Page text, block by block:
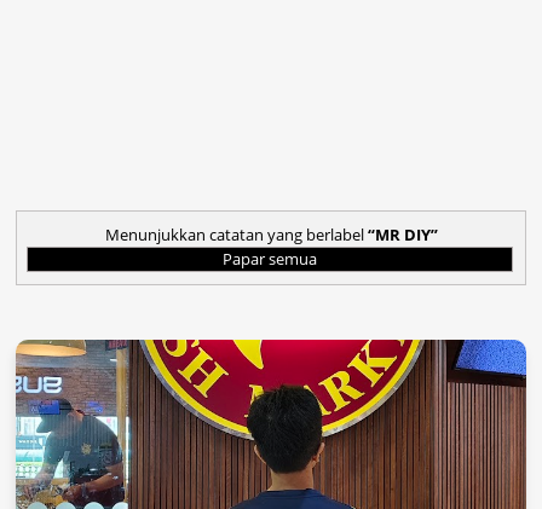
Menunjukkan catatan yang berlabel MR DIY
Papar semua